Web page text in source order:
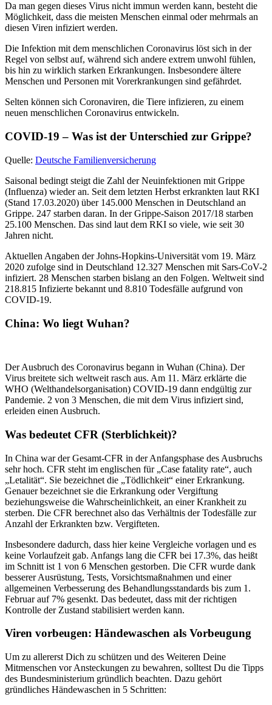
Da man gegen dieses Virus nicht immun werden kann, besteht die
Möglichkeit, dass die meisten Menschen einmal oder mehrmals an
diesen Viren infiziert werden.
Die Infektion mit dem menschlichen Coronavirus löst sich in der
Regel von selbst auf, während sich andere extrem unwohl fühlen,
bis hin zu wirklich starken Erkrankungen. Insbesondere ältere
Menschen und Personen mit Vorerkrankungen sind gefährdet.
Selten können sich Coronaviren, die Tiere infizieren, zu einem
neuen menschlichen Coronavirus entwickeln.
COVID-19 – Was ist der Unterschied zur Grippe?
Quelle: Deutsche Familienversicherung
Saisonal bedingt steigt die Zahl der Neuinfektionen mit Grippe
(Influenza) wieder an. Seit dem letzten Herbst erkrankten laut RKI
(Stand 17.03.2020) über 145.000 Menschen in Deutschland an
Grippe. 247 starben daran. In der Grippe-Saison 2017/18 starben
25.100 Menschen. Das sind laut dem RKI so viele, wie seit 30
Jahren nicht.
Aktuellen Angaben der Johns-Hopkins-Universität vom 19. März
2020 zufolge sind in Deutschland 12.327 Menschen mit Sars-CoV-2
infiziert. 28 Menschen starben bislang an den Folgen. Weltweit sind
218.815 Infizierte bekannt und 8.810 Todesfälle aufgrund von
COVID-19.
China: Wo liegt Wuhan?
Der Ausbruch des Coronavirus begann in Wuhan (China). Der
Virus breitete sich weltweit rasch aus. Am 11. März erklärte die
WHO (Welthandelsorganisation) COVID-19 dann endgültig zur
Pandemie. 2 von 3 Menschen, die mit dem Virus infiziert sind,
erleiden einen Ausbruch.
Was bedeutet CFR (Sterblichkeit)?
In China war der Gesamt-CFR in der Anfangsphase des Ausbruchs
sehr hoch. CFR steht im englischen für „Case fatality rate“, auch
„Letalität“. Sie bezeichnet die „Tödlichkeit“ einer Erkrankung.
Genauer bezeichnet sie die Erkrankung oder Vergiftung
beziehungsweise die Wahrscheinlichkeit, an einer Krankheit zu
sterben. Die CFR berechnet also das Verhältnis der Todesfälle zur
Anzahl der Erkrankten bzw. Vergifteten.
Insbesondere dadurch, dass hier keine Vergleiche vorlagen und es
keine Vorlaufzeit gab. Anfangs lang die CFR bei 17.3%, das heißt
im Schnitt ist 1 von 6 Menschen gestorben. Die CFR wurde dank
besserer Ausrüstung, Tests, Vorsichtsmaßnahmen und einer
allgemeinen Verbesserung des Behandlungsstandards bis zum 1.
Februar auf 7% gesenkt. Das bedeutet, dass mit der richtigen
Kontrolle der Zustand stabilisiert werden kann.
Viren vorbeugen: Händewaschen als Vorbeugung
Um zu allererst Dich zu schützen und des Weiteren Deine
Mitmenschen vor Ansteckungen zu bewahren, solltest Du die Tipps
des Bundesministerium gründlich beachten. Dazu gehört
gründliches Händewaschen in 5 Schritten: